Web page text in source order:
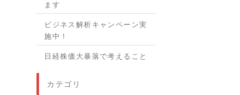
ます
ビジネス解析キャンペーン実
施中！
日経株価大暴落で考えること
カテゴリ